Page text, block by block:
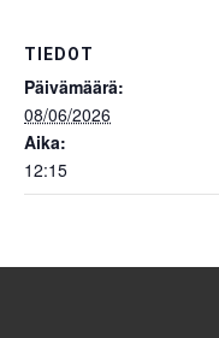
TIEDOT
Päivämäärä:
08/06/2026
Aika:
12:15